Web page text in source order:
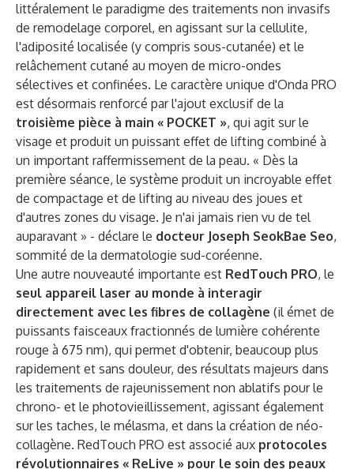
littéralement le paradigme des traitements non invasifs
de remodelage corporel, en agissant sur la cellulite,
l'adiposité localisée (y compris sous-cutanée) et le
relâchement cutané au moyen de micro-ondes
sélectives et confinées. Le caractère unique d'Onda PRO
est désormais renforcé par l'ajout exclusif de la
troisième pièce à main « POCKET », qui agit sur le
visage et produit un puissant effet de lifting combiné à
un important raffermissement de la peau. « Dès la
première séance, le système produit un incroyable effet
de compactage et de lifting au niveau des joues et
d'autres zones du visage. Je n'ai jamais rien vu de tel
auparavant » - déclare le docteur Joseph SeokBae Seo,
sommité de la dermatologie sud-coréenne.
Une autre nouveauté importante est RedTouch PRO, le
seul appareil laser au monde à interagir
directement avec les fibres de collagène (il émet de
puissants faisceaux fractionnés de lumière cohérente
rouge à 675 nm), qui permet d'obtenir, beaucoup plus
rapidement et sans douleur, des résultats majeurs dans
les traitements de rajeunissement non ablatifs pour le
chrono- et le photovieillissement, agissant également
sur les taches, le mélasma, et dans la création de néo-
collagène. RedTouch PRO est associé aux protocoles
révolutionnaires « ReLive » pour le soin des peaux